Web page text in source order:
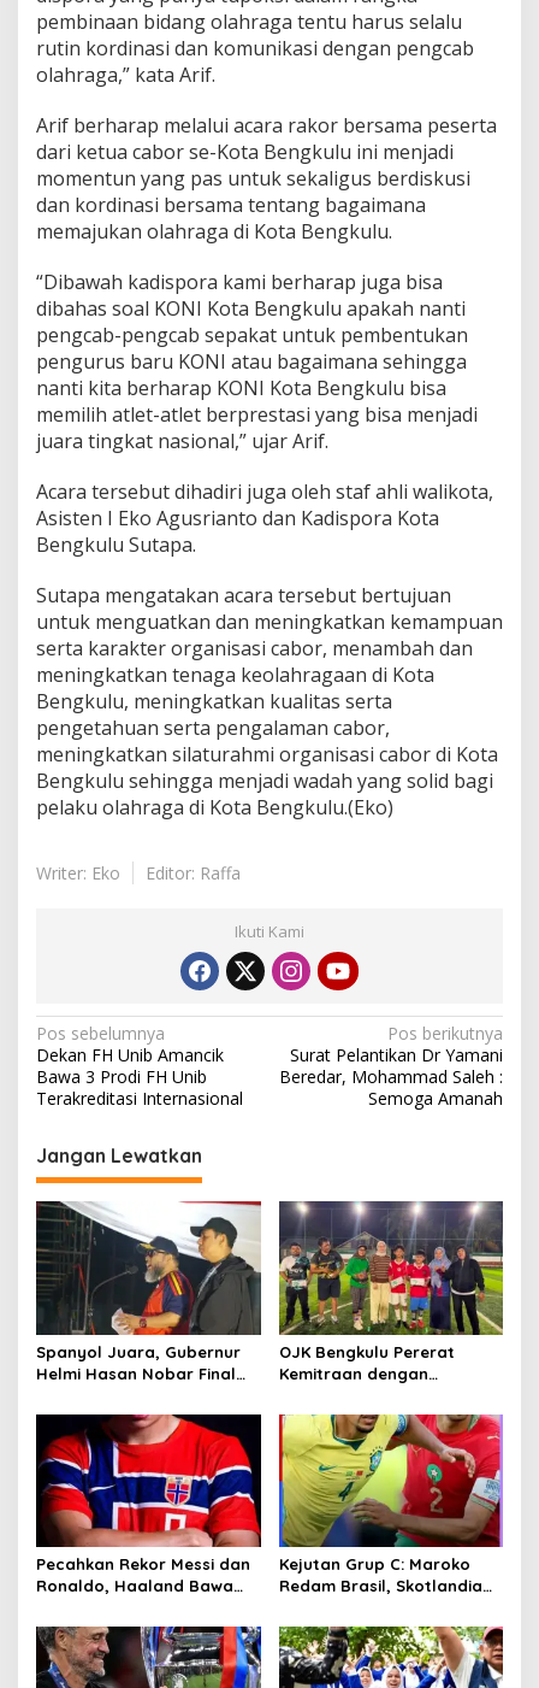
pembinaan bidang olahraga tentu harus selalu
rutin kordinasi dan komunikasi dengan pengcab
olahraga,” kata Arif.
Arif berharap melalui acara rakor bersama peserta
dari ketua cabor se-Kota Bengkulu ini menjadi
momentun yang pas untuk sekaligus berdiskusi
dan kordinasi bersama tentang bagaimana
memajukan olahraga di Kota Bengkulu.
“Dibawah kadispora kami berharap juga bisa
dibahas soal KONI Kota Bengkulu apakah nanti
pengcab-pengcab sepakat untuk pembentukan
pengurus baru KONI atau bagaimana sehingga
nanti kita berharap KONI Kota Bengkulu bisa
memilih atlet-atlet berprestasi yang bisa menjadi
juara tingkat nasional,” ujar Arif.
Acara tersebut dihadiri juga oleh staf ahli walikota,
Asisten I Eko Agusrianto dan Kadispora Kota
Bengkulu Sutapa.
Sutapa mengatakan acara tersebut bertujuan
untuk menguatkan dan meningkatkan kemampuan
serta karakter organisasi cabor, menambah dan
meningkatkan tenaga keolahragaan di Kota
Bengkulu, meningkatkan kualitas serta
pengetahuan serta pengalaman cabor,
meningkatkan silaturahmi organisasi cabor di Kota
Bengkulu sehingga menjadi wadah yang solid bagi
pelaku olahraga di Kota Bengkulu.(Eko)
Writer: Eko Editor: Raffa
Ikuti Kami
Navigasi
pos
Pos sebelumnya
Dekan FH Unib Amancik
Bawa 3 Prodi FH Unib
Terakreditasi Internasional
Pos berikutnya
Surat Pelantikan Dr Yamani
Beredar, Mohammad Saleh :
Semoga Amanah
Jangan Lewatkan
Spanyol Juara, Gubernur
Helmi Hasan Nobar Final
Bersama Masyarakat,
UMKM Diborong dan
Sembako Dibagikan
OJK Bengkulu Pererat
Kemitraan dengan
Soccer Persahabatan
Pecahkan Rekor Messi dan
Ronaldo, Haaland Bawa
Kejutan Grup C: Maroko
Redam Brasil, Skotlandia
Klasemen